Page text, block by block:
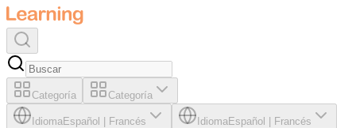
Categoría Categoría
IdiomaEspañol Francés IdiomaEspañol Francés